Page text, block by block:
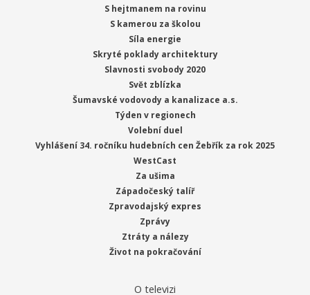
S hejtmanem na rovinu
S kamerou za školou
Síla energie
Skryté poklady architektury
Slavnosti svobody 2020
Svět zblízka
Šumavské vodovody a kanalizace a.s.
Týden v regionech
Volební duel
Vyhlášení 34. ročníku hudebních cen Žebřík za rok 2025
WestCast
Za ušima
Západočeský talíř
Zpravodajský expres
Zprávy
Ztráty a nálezy
Život na pokračování
O televizi